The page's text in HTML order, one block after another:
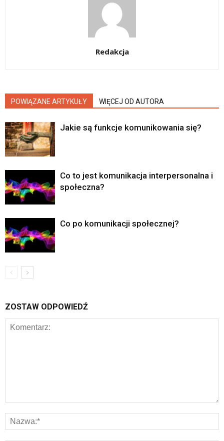
Redakcja
POWIĄZANE ARTYKUŁY WIĘCEJ OD AUTORA
Jakie są funkcje komunikowania się?
Co to jest komunikacja interpersonalna i
społeczna?
Co po komunikacji społecznej?
ZOSTAW ODPOWIEDŹ